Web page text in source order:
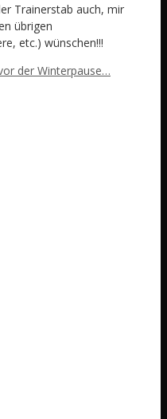
Trainerstab auch, mir
übrigen
etc.) wünschen!!!
der Winterpause…